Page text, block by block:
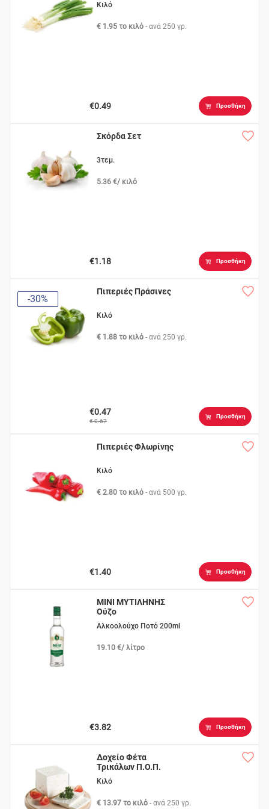
Κιλό
€ 1.95 το κιλό - ανά250 γρ.
€0.49 Προσθήκη
Σκόρδα Σετ
3τεμ.
5.36 €/ κιλό
€1.18 Προσθήκη
-30%
Πιπεριές Πράσινες
Κιλό
€ 1.88 το κιλό - ανά250 γρ.
€0.47
€ 0.67
Προσθήκη
Πιπεριές Φλωρίνης
Κιλό
€ 2.80 το κιλό - ανά 500 γρ.
€1.40 Προσθήκη
MINI ΜΥΤΙΛΗΝΗΣ
Ούζο
Αλκοολούχο Ποτό 200ml
19.10 €/ λίτρο
€3.82 Προσθήκη
Δοχείο Φέτα
Τρικάλων Π.Ο.Π.
Κιλό
€ 13.97 το κιλό - ανά250 γρ.